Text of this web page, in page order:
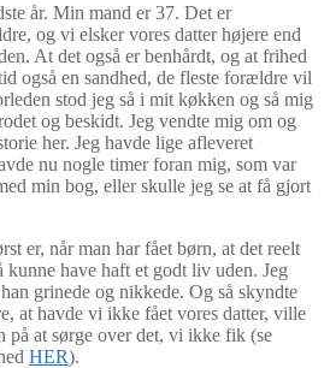
år. Min mand er 37. Det er
og vi elsker vores datter højere end
At det også er benhårdt, og at frihed
også en sandhed, de fleste forældre vil
stod jeg så i mit køkken og så mig
og beskidt. Jeg vendte mig om og
her. Jeg havde lige afleveret
nu nogle timer foran mig, som var
min bog, eller skulle jeg se at få gjort
er, når man har fået børn, at det reelt
kunne have haft et godt liv uden. Jeg
grinede og nikkede. Og så skyndte
at havde vi ikke fået vores datter, ville
på at sørge over det, vi ikke fik (se
HER).